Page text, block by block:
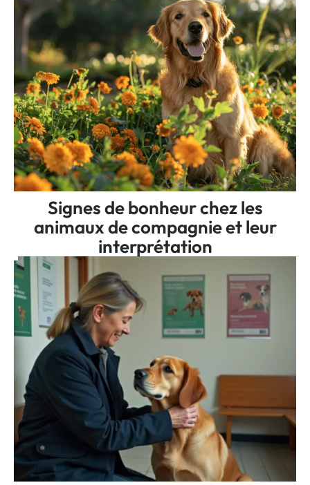
Signes de bonheur chez les
animaux de compagnie et leur
interprétation